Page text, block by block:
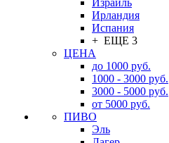
Израиль
Ирландия
Испания
+ ЕЩЕ 3
ЦЕНА
до 1000 руб.
1000 - 3000 руб.
3000 - 5000 руб.
от 5000 руб.
ПИВО
Эль